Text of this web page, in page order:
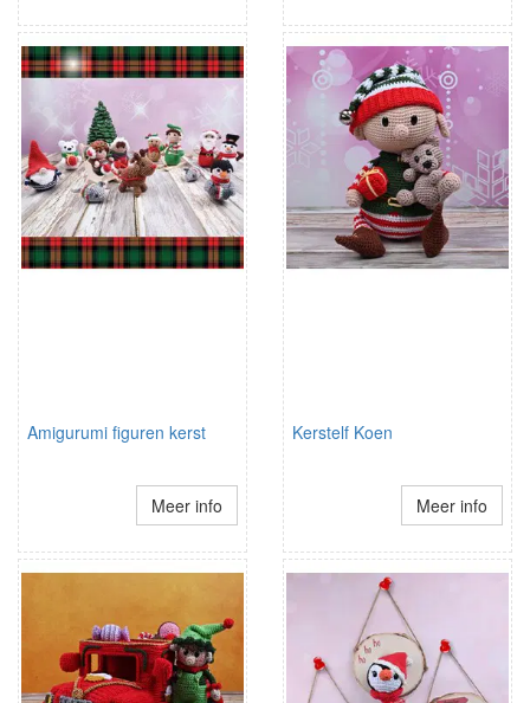
Amigurumi figuren kerst
Meer info
Kerstelf Koen
Meer info